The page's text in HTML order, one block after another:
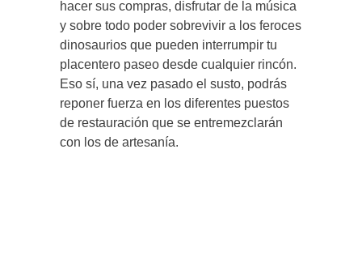
hacer sus compras, disfrutar de la música
y sobre todo poder sobrevivir a los feroces
dinosaurios que pueden interrumpir tu
placentero paseo desde cualquier rincón.
Eso sí, una vez pasado el susto, podrás
reponer fuerza en los diferentes puestos
de restauración que se entremezclarán
con los de artesanía.